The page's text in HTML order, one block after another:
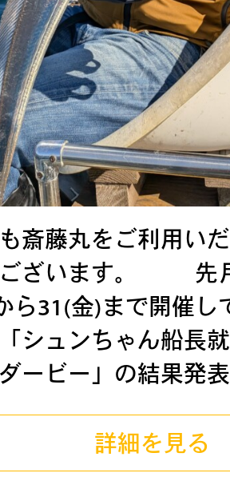
斎藤丸をご利用い
ございます。 先
ら31(金)まで開催し
シュンちゃん船長
ービー」の結果発
詳細を見る